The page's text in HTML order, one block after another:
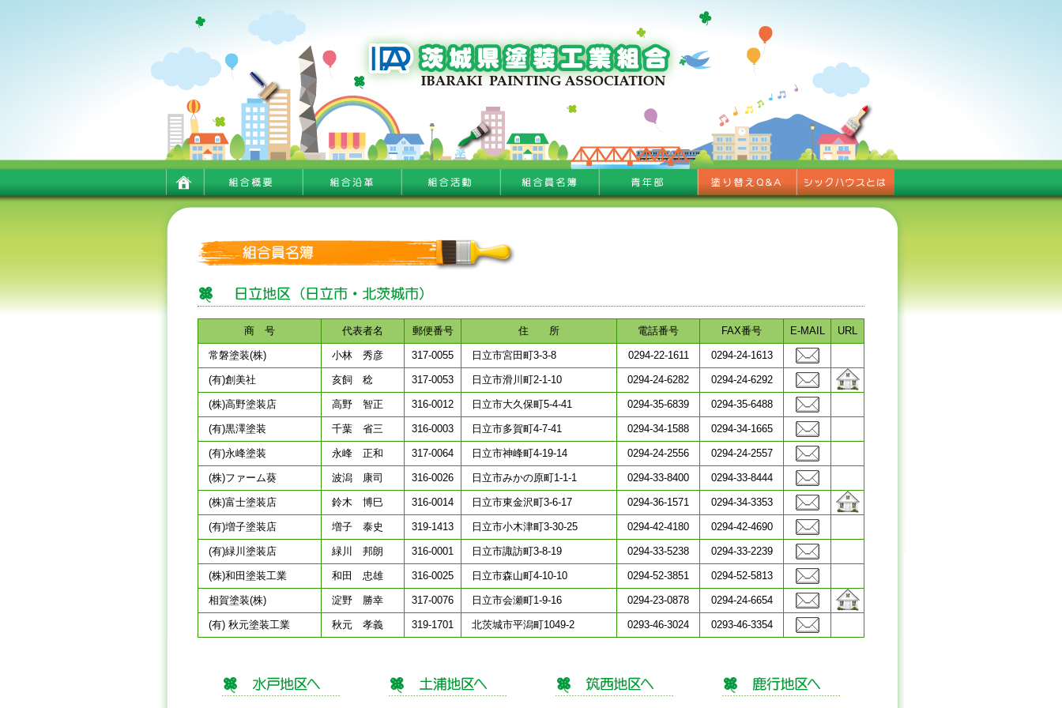
商 号 代表者名 郵便番号 住 所 電話番号 FAX番号 E-MAIL URL
常磐塗装(株) 小林 秀彦 317-0055 日立市宮田町3-3-8 0294-22-1611 0294-24-1613
(有)創美社 亥飼 稔 317-0053 日立市滑川町2-1-10 0294-24-6282 0294-24-6292
(株)高野塗装店 高野 智正 316-0012 日立市大久保町5-4-41 0294-35-6839 0294-35-6488
(有)黒澤塗装 千葉 省三 316-0003 日立市多賀町4-7-41 0294-34-1588 0294-34-1665
(有)永峰塗装 永峰 正和 317-0064 日立市神峰町4-19-14 0294-24-2556 0294-24-2557
(株)ファーム葵 波潟 康司 316-0026 日立市みかの原町1-1-1 0294-33-8400 0294-33-8444
(株)富士塗装店 鈴木 博巳 316-0014 日立市東金沢町3-6-17 0294-36-1571 0294-34-3353
(有)増子塗装店 増子 泰史 319-1413 日立市小木津町3-30-25 0294-42-4180 0294-42-4690
(有)緑川塗装店 緑川 邦朗 316-0001 日立市諏訪町3-8-19 0294-33-5238 0294-33-2239
(株)和田塗装工業 和田 忠雄 316-0025 日立市森山町4-10-10 0294-52-3851 0294-52-5813
相賀塗装(株) 淀野 勝幸 317-0076 日立市会瀬町1-9-16 0294-23-0878 0294-24-6654
(有) 秋元塗装工業 秋元 孝義 319-1701 北茨城市平潟町1049-2 0293-46-3024 0293-46-3354